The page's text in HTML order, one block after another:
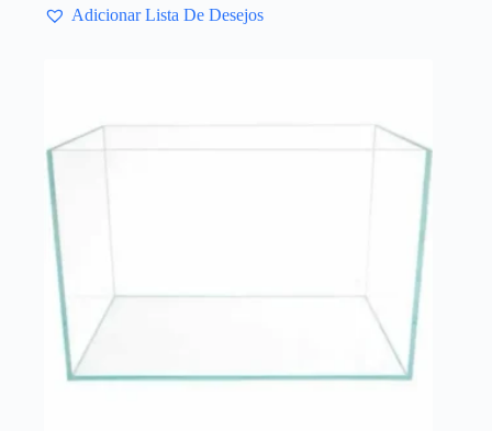
Adicionar Lista De Desejos